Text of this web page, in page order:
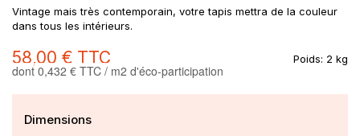
Vintage mais très contemporain, votre tapis mettra de la couleur
dans tous les intérieurs.
58,00 € TTC Poids: 2 kg
dont 0,432 € TTC / m2 d'éco-participation
Dimensions